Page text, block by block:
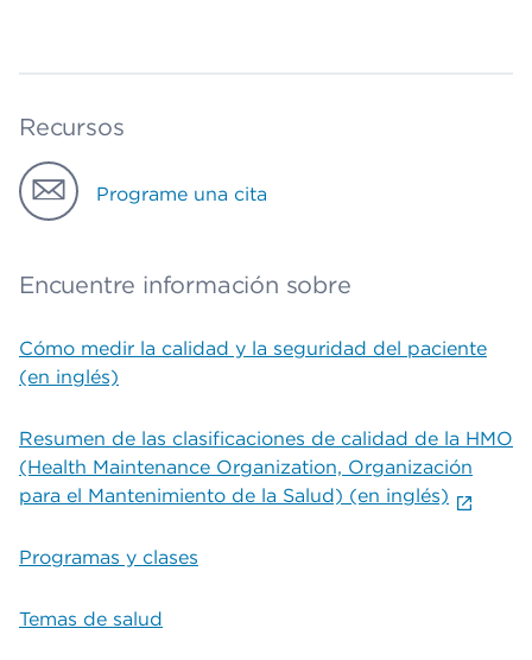
Recursos
Programe una cita
Encuentre información sobre
Cómo medir la calidad y la seguridad del paciente
(en inglés)
Resumen de las clasificaciones de calidad de la HMO
(Health Maintenance Organization, Organización
para el Mantenimiento de la Salud) (en inglés)
Programas y clases
Temas de salud